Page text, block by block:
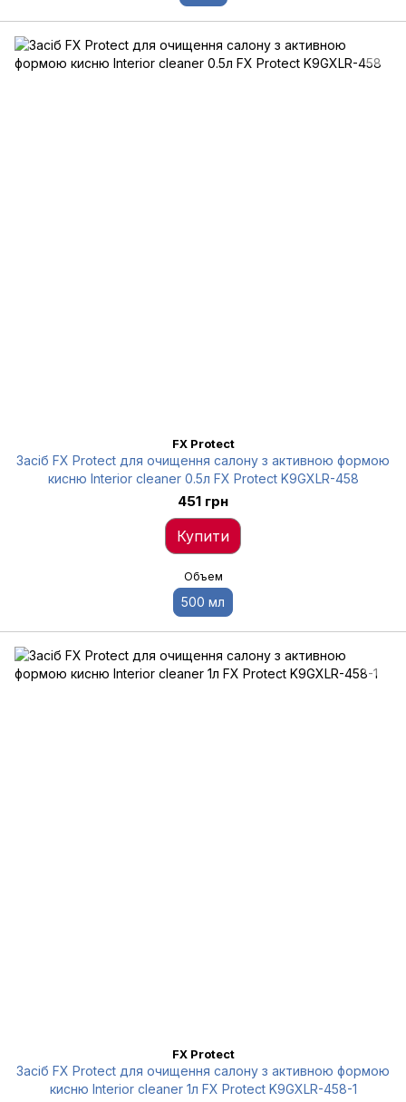
FX Protect
Засіб FX Protect для очищення салону з активною формою
кисню Interior cleaner 0.5л FX Protect K9GXLR-458
451 грн
Купити
Объем
500 мл
FX Protect
Засіб FX Protect для очищення салону з активною формою
кисню Interior cleaner 1л FX Protect K9GXLR-458-1